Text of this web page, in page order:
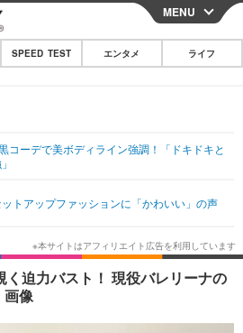
CLOSE
その他
映画・ドラマ
韓国・芸能
スポーツ
グルメ
ショッピング
MENU
SPEED TEST エンタメ ライフ
コーデで美ボディライン強調！「ドキドキと
トアップファッションに「かわいい」の声
迫力バスト！ 現役バレリーナの
画像